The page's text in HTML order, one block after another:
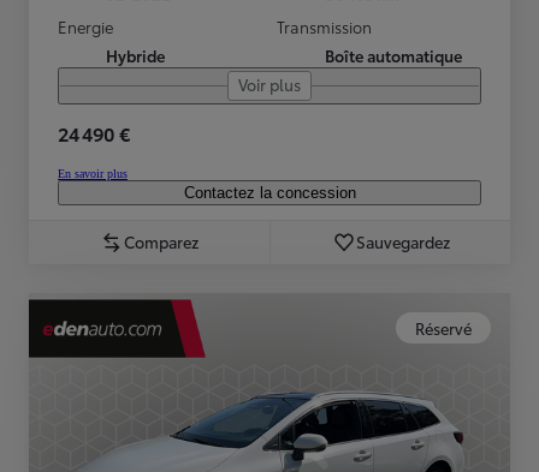
Energie
Hybride
Transmission
Boîte automatique
Voir plus
24 490 €
En savoir plus
Contactez la concession
Comparez Sauvegardez
Réservé